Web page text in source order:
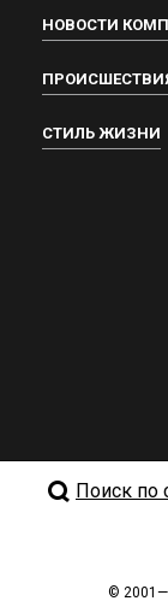
НОВОСТИ
СТИЛЬ ЖИЗНИ
Поиск по
©